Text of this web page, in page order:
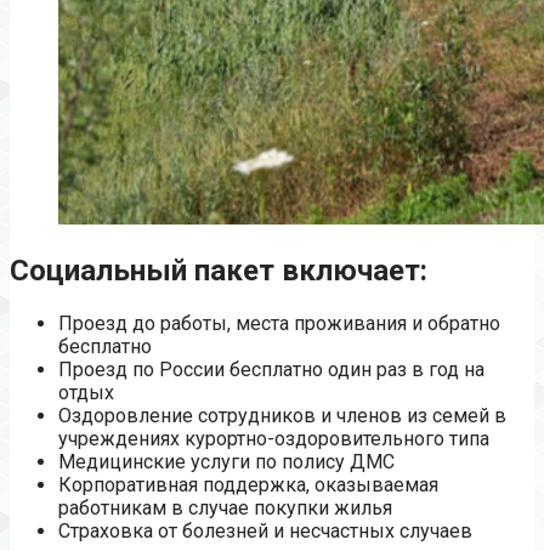
Социальный пакет включает:
Проезд до работы, места проживания и обратно
бесплатно
Проезд по России бесплатно один раз в год на
отдых
Оздоровление сотрудников и членов из семей в
учреждениях курортно-оздоровительного типа
Медицинские услуги по полису ДМС
Корпоративная поддержка, оказываемая
работникам в случае покупки жилья
Страховка от болезней и несчастных случаев